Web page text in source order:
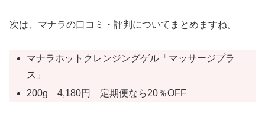
次は、マナラの口コミ・評判についてまとめますね。
マナラホットクレンジングゲル「マッサージプラ
ス」
200g 4,180円 定期便なら20％OFF